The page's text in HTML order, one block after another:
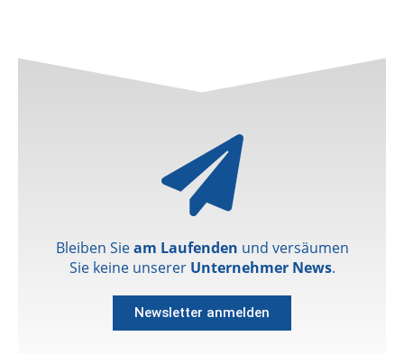
Bleiben Sieam Laufenden und versäumen
Sie keine unserer Unternehmer News.
Newsletter anmelden